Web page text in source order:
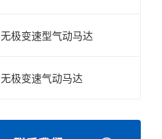
无极变速型气动马达
无极变速气动马达